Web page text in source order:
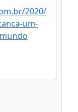
2020/
um-